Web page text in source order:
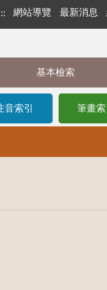
網站導覽 最新消息
基本檢索
音索引 筆畫索